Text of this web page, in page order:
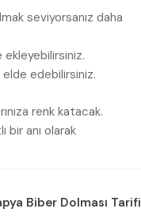
seviyorsanız daha
ekleyebilirsiniz.
elde edebilirsiniz.
renk katacak.
bir anı olarak
Biber Dolması Tarifi